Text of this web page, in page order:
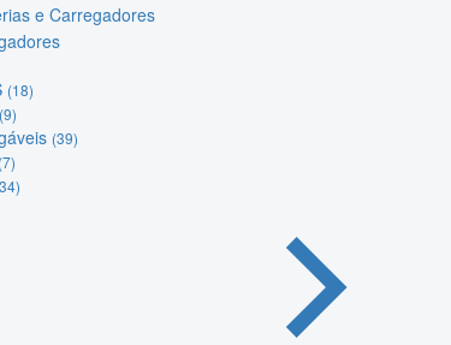
e Carregadores
(18)
(9)
(39)
(7)